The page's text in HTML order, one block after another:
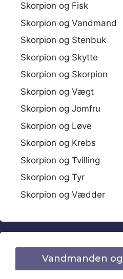
Skorpion og Fisk
Skorpion og Vandmand
Skorpion og Stenbuk
Skorpion og Skytte
Skorpion og Skorpion
Skorpion og Vægt
Skorpion og Jomfru
Skorpion og Løve
Skorpion og Krebs
Skorpion og Tvilling
Skorpion og Tyr
Skorpion og Vædder
Vandmanden